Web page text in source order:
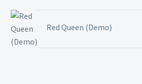
Red Queen (Demo)